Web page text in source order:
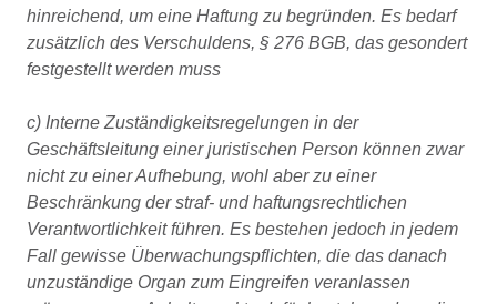
hinreichend, um eine Haftung zu begründen. Es bedarf
zusätzlich des Verschuldens, § 276 BGB, das gesondert
festgestellt werden muss
c) Interne Zuständigkeitsregelungen in der
Geschäftsleitung einer juristischen Person können zwar
nicht zu einer Aufhebung, wohl aber zu einer
Beschränkung der straf- und haftungsrechtlichen
Verantwortlichkeit führen. Es bestehen jedoch in jedem
Fall gewisse Überwachungspflichten, die das danach
unzuständige Organ zum Eingreifen veranlassen